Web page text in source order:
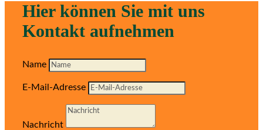
Hier können Sie mit uns
Kontakt aufnehmen
Name
E-Mail-Adresse
Nachricht